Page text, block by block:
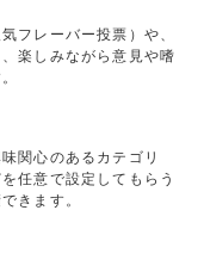
フレーバー投票）や、
楽しみながら意見や嗜
関心のあるカテゴリ
任意で設定してもらう
きます。